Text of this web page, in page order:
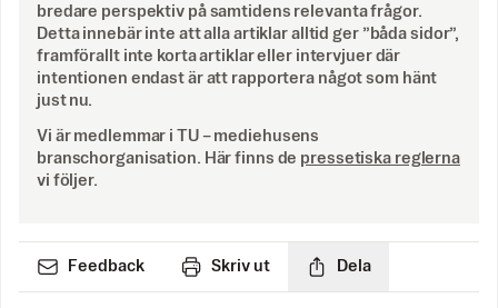
bredare perspektiv på samtidens relevanta frågor.
Detta innebär inte att alla artiklar alltid ger ”båda sidor”,
framförallt inte korta artiklar eller intervjuer där
intentionen endast är att rapportera något som hänt
just nu.
Vi är medlemmar i TU – mediehusens
branschorganisation. Här finns de pressetiska reglerna
vi följer.
Feedback Skriv ut Dela